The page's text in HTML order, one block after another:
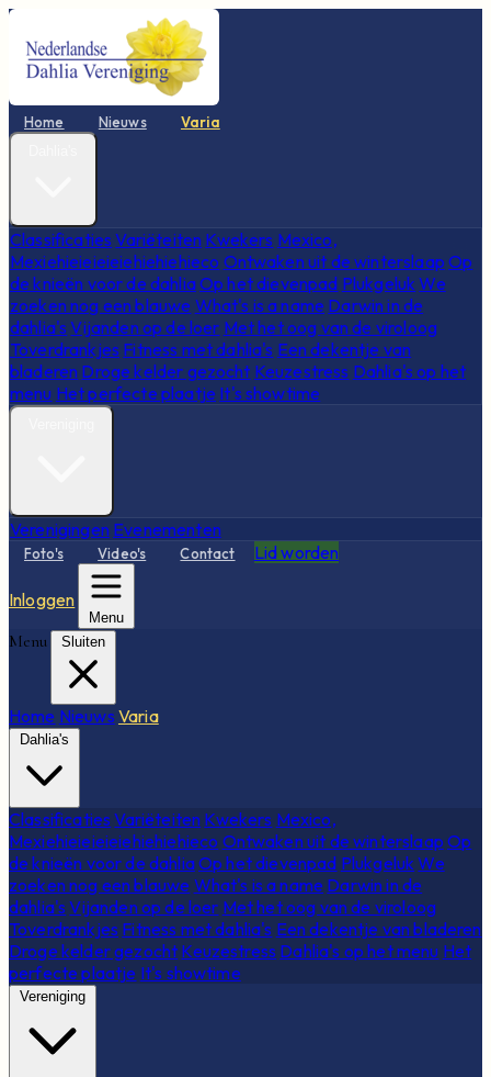
Home Nieuws Varia
Classificaties Variëteiten Kwekers Mexico,
Mexiehieieieieiehiehiehieco Ontwaken uit de winterslaap Op
de knieën voor de dahliaOp het dievenpad Plukgeluk We
zoeken nog een blauwe What's is a name Darwin in de
dahlia's Vijanden op de loer Met het oog van de viroloog
Toverdrankjes Fitness met dahlia's Een dekentje van
bladeren Droge kelder gezocht Keuzestress Dahlia's op het
menu Het perfecte plaatje It's showtime
Verenigingen Evenementen
Foto's Video's Contact Lid worden
Inloggen
Menu
Menu Sluiten
Home Nieuws Varia
Dahlia's
Classificaties Variëteiten Kwekers Mexico,
Mexiehieieieieiehiehiehieco Ontwaken uit de winterslaap Op
de knieën voor de dahliaOp het dievenpad Plukgeluk We
zoeken nog een blauwe What's is a name Darwin in de
dahlia's Vijanden op de loer Met het oog van de viroloog
Toverdrankjes Fitness met dahlia's Een dekentje van bladeren
Droge kelder gezocht Keuzestress Dahlia's op het menu Het
perfecte plaatje It's showtime
Vereniging